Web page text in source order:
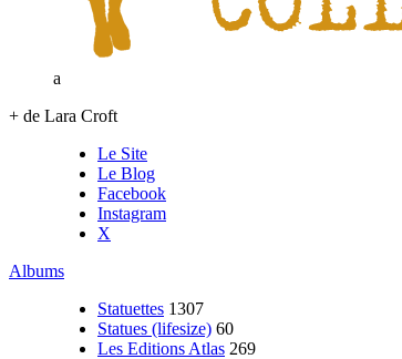
a
+ de Lara Croft
Le Site
Le Blog
Facebook
Instagram
X
Albums
Statuettes 1307
Statues (lifesize) 60
Les Editions Atlas 269